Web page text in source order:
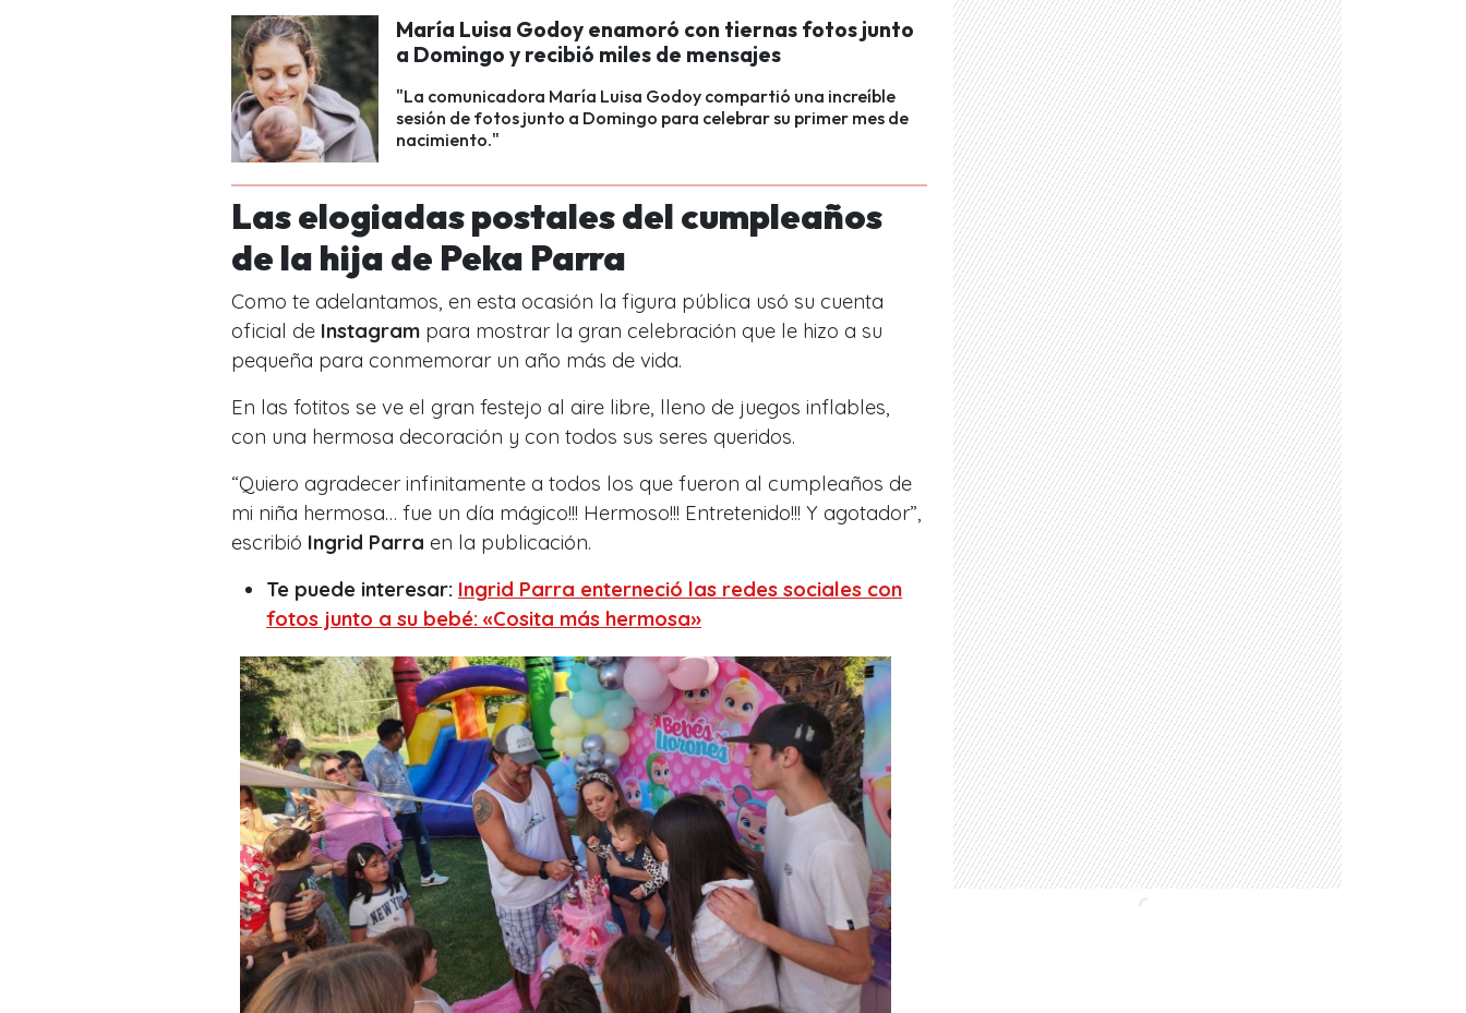
María Luisa Godoy enamoró con tiernas fotos junto
a Domingo y recibió miles de mensajes
"La comunicadora María Luisa Godoy compartió una increíble
sesión de fotos junto a Domingo para celebrar su primer mes de
nacimiento."
Las elogiadas postales del cumpleaños
de la hija de Peka Parra
Como te adelantamos, en esta ocasión la figura pública usó su cuenta
oficial de Instagram para mostrar la gran celebración que le hizo a su
pequeña para conmemorar un año más de vida.
En las fotitos se ve el gran festejo al aire libre, lleno de juegos inflables,
con una hermosa decoración y con todos sus seres queridos.
“Quiero agradecer infinitamente a todos los que fueron al cumpleaños de
mi niña hermosa… fue un día mágico!!! Hermoso!!! Entretenido!!! Y agotador”,
escribió Ingrid Parra en la publicación.
Te puede interesar: Ingrid Parra enterneció las redes sociales con
fotos junto a su bebé: «Cosita más hermosa»